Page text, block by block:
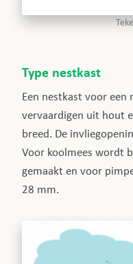
Type nestkast
Een nestkast voor een
vervaardigen uit hout
breed. De
Voor koolmees wordt
gemaakt en voor
28 mm.